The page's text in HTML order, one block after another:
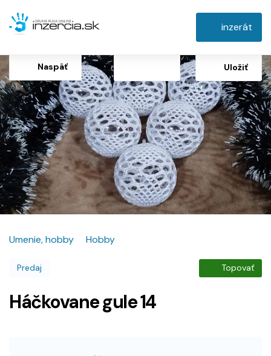
inzerát
Naspäť Uložiť
Umenie, hobby Hobby
Predaj Topovať
Háčkovane gule 14